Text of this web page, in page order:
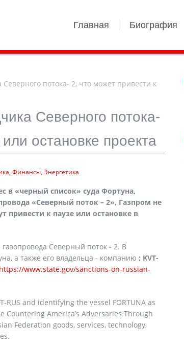
Главная Биография
потока- 2, что может привести к
Северного потока-
остановке проекта
Финансы Энергетика
«черный список» суда Фортуна,
«Северный поток – 2», Газпром не
привести к паузе или остановке в
Северный поток - 2. В
а также его владельца - компанию ; KVT-
https://www.state.gov/sanctions-on-russian-
and identifying the vessel FORTUNA as
America’s Adversaries Through
Federation goods, services, technology,